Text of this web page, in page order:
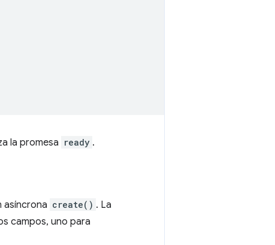
la promesa ready .
asíncrona create() . La
campos, uno para